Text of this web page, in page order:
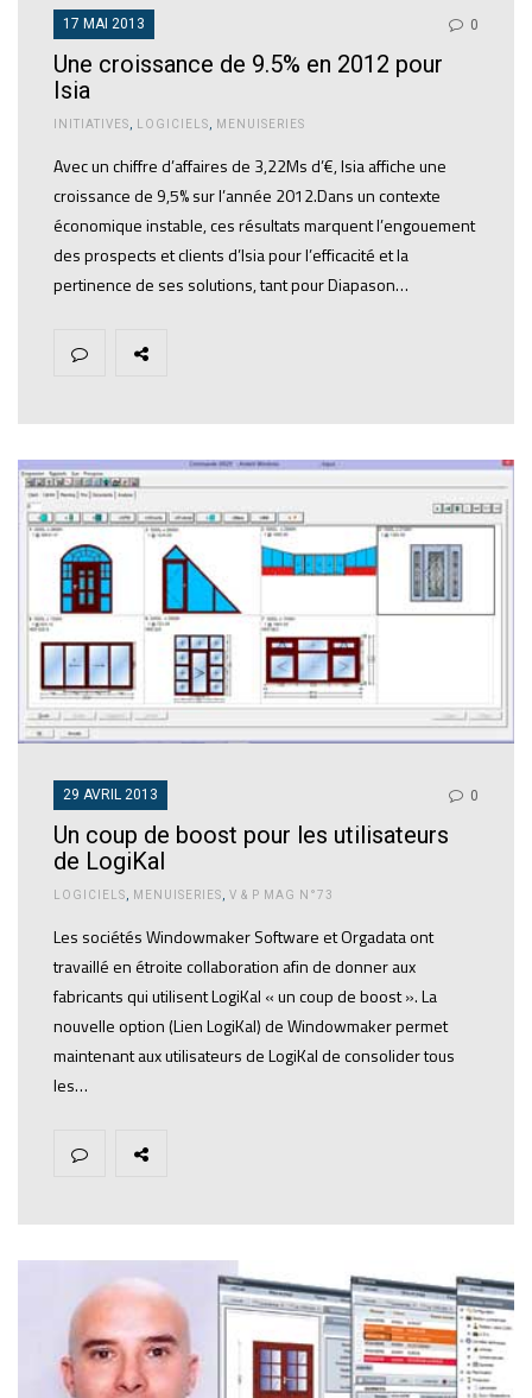
17 MAI 2013 0
Une croissance de 9.5% en 2012 pour
Isia
INITIATIVES LOGICIELS MENUISERIES
Avec un chiffre d’affaires de 3,22Ms d’€, Isia affiche une
croissance de 9,5% sur l’année 2012.Dans un contexte
économique instable, ces résultats marquent l’engouement
des prospects et clients d’Isia pour l’efficacité et la
pertinence de ses solutions, tant pour Diapason…
29 AVRIL 2013 0
Un coup de boost pour les utilisateurs
de LogiKal
LOGICIELS, MENUISERIES, V & P MAG N°73
Les sociétés Windowmaker Software et Orgadata ont
travaillé en étroite collaboration afin de donner aux
fabricants qui utilisent LogiKal « un coup de boost ». La
nouvelle option (Lien LogiKal) de Windowmaker permet
maintenant aux utilisateurs de LogiKal de consolider tous
les…